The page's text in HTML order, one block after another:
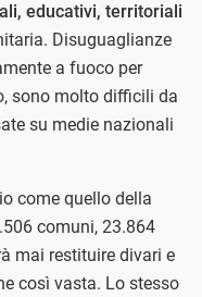
educativi, territoriali
Disuguaglianze
a fuoco per
sono molto difficili da
su medie nazionali
come quello della
comuni, 23.864
mai restituire divari e
così vasta. Lo stesso